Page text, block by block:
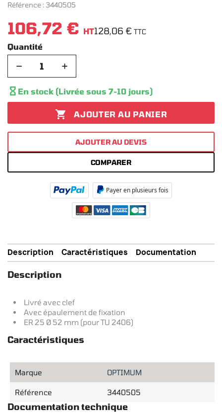
Référence : 3440505
106,72 € HT128,06 € TTC
Quantité
− +
 En stock (Livrée sous 7-10 jours)
 AJOUTER AU PANIER
AJOUTER AU DEVIS
COMPARER
Payer en plusieurs fois
Description Caractéristiques Documentation
Description
Livré avec clef
Avec épaulement de fixation
ER 25 Ø 52 mm (pour TU 2406)
Caractéristiques
Marque OPTIMUM
Référence 3440505
Documentation technique